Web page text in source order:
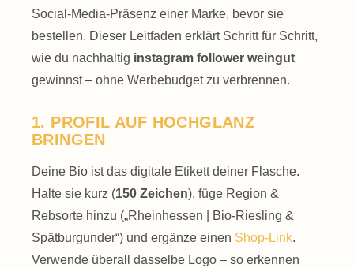
Social-Media-Präsenz einer Marke, bevor sie
bestellen. Dieser Leitfaden erklärt Schritt für Schritt,
wie du nachhaltig instagram follower weingut
gewinnst – ohne Werbebudget zu verbrennen.
1. PROFIL AUF HOCHGLANZ
BRINGEN
Deine Bio ist das digitale Etikett deiner Flasche.
Halte sie kurz (150 Zeichen), füge Region &
Rebsorte hinzu („Rheinhessen | Bio-Riesling &
Spätburgunder“) und ergänze einen Shop-Link.
Verwende überall dasselbe Logo – so erkennen